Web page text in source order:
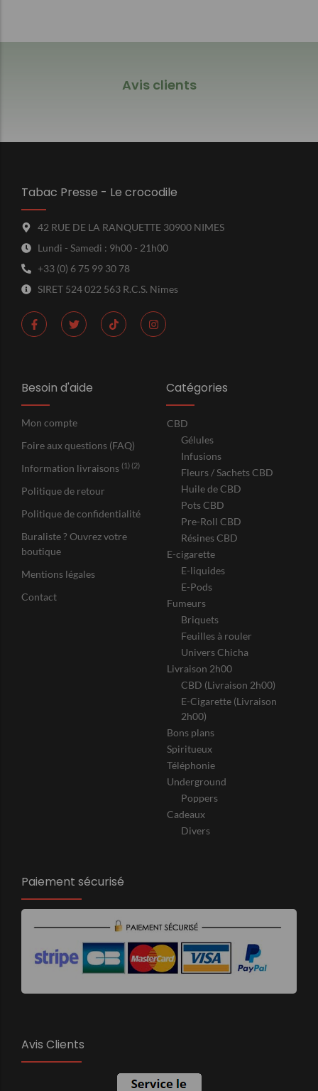
Avis clients
Tabac Presse - Le crocodile
42 RUE DE LA RANQUETTE 30900 NIMES
Lundi - Samedi : 9h00 - 21h00
+33 (0) 6 75 99 30 78
SIRET 524 022 563 R.C.S. Nimes
Besoin d'aide
Mon compte
Foire aux questions (FAQ)
Information livraisons (1) (2)
Politique de retour
Politique de confidentialité
Buraliste ? Ouvrez votre
boutique
Mentions légales
Contact
Catégories
CBD
Gélules
Infusions
Fleurs / Sachets CBD
Huile de CBD
Pots CBD
Pre-Roll CBD
Résines CBD
E-cigarette
E-liquides
E-Pods
Fumeurs
Briquets
Feuilles à rouler
Univers Chicha
Livraison 2h00
CBD (Livraison 2h00)
E-Cigarette (Livraison
2h00)
Bons plans
Spiritueux
Téléphonie
Underground
Poppers
Cadeaux
Divers
Paiement sécurisé
Avis Clients